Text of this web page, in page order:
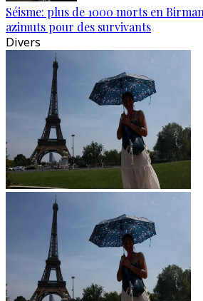
Séisme: plus de 1000 morts en
azimuts pour des survivants
Divers